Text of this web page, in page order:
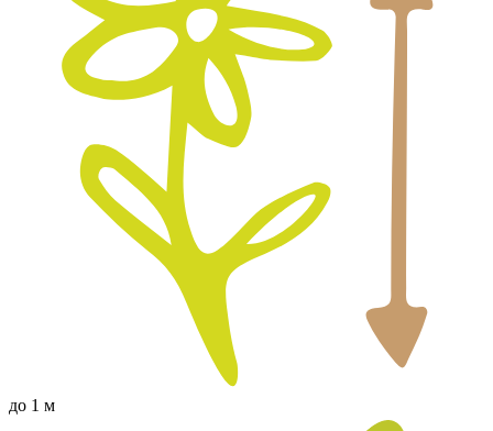
до 1 м